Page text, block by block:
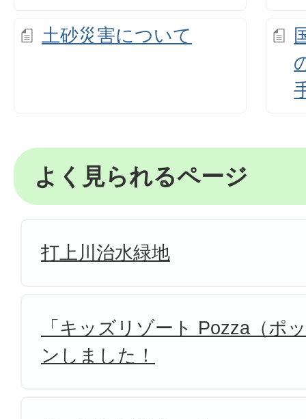
土砂災害について
よく見られるページ
打上川治水緑地
「キッズリゾート Pozza（ポ
ンしました！